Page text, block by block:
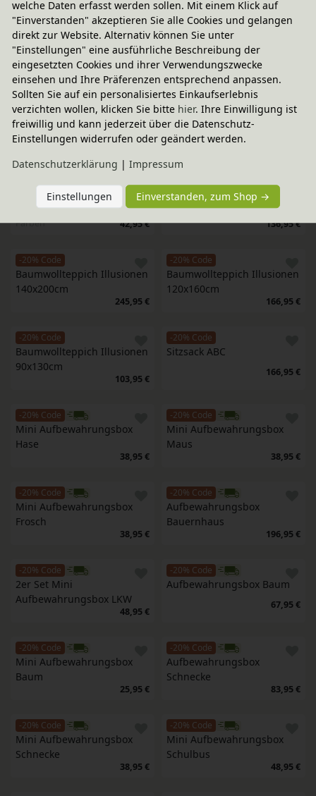
Baumwollteppich ABC Rund
150 cm
In verschiedenen
Farben
156,95 €
Baumwollteppich Monstera
120x180cm
In verschiedenen
Farben
-20% Code
Baumwollteppich Monstera
120x180cm
In verschiedenen
Farben
158,95 €
-20% Code
Betttasche Bambus
In verschiedenen
Farben
Betttasche Bambus
In verschiedenen
Farben
42,95 €
-20% Code
Baumwollteppich Schwan
120x100cm
136,95 €
-20% Code
Baumwollteppich Illusionen
140x200cm
245,95 €
-20% Code
Baumwollteppich Illusionen
120x160cm
166,95 €
-20% Code
Baumwollteppich Illusionen
90x130cm
103,95 €
-20% Code
Sitzsack ABC
166,95 €
-20% Code
Mini Aufbewahrungsbox
Hase
38,95 €
-20% Code
Mini Aufbewahrungsbox
Maus
38,95 €
-20% Code
Mini Aufbewahrungsbox
Frosch
38,95 €
-20% Code
Aufbewahrungsbox
Bauernhaus
196,95 €
-20% Code
2er Set Mini
Aufbewahrungsbox LKW
48,95 €
-20% Code
Aufbewahrungsbox Baum
67,95 €
-20% Code
Mini Aufbewahrungsbox
Baum
25,95 €
-20% Code
Aufbewahrungsbox
Schnecke
83,95 €
-20% Code
Mini Aufbewahrungsbox
Schnecke
38,95 €
-20% Code
Mini Aufbewahrungsbox
Schulbus
48,95 €
welche Daten erfasst werden sollen. Mit einem Klick auf
"Einverstanden" akzeptieren Sie alle Cookies und gelangen
direkt zur Website. Alternativ können Sie unter
"Einstellungen" eine ausführliche Beschreibung der
eingesetzten Cookies und ihrer Verwendungszwecke
einsehen und Ihre Präferenzen entsprechend anpassen.
Sollten Sie auf ein personalisiertes Einkaufserlebnis
verzichten wollen, klicken Sie bitte hier. Ihre Einwilligung ist
freiwillig und kann jederzeit über die Datenschutz-
Einstellungen widerrufen oder geändert werden.
Daten­schutz­erklärung | Impressum
Einstellungen Einverstanden, zum Shop →